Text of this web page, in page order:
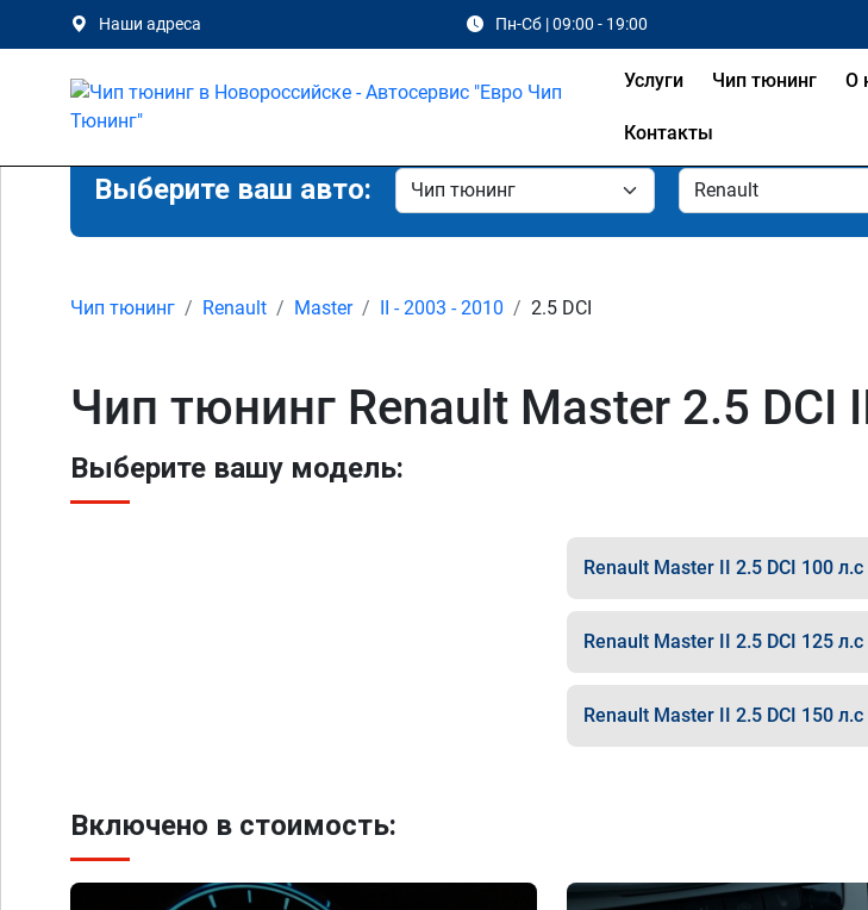
Наши адреса Пн-Сб | 09:00 - 19:00
Услуги Чип тюнинг О
Контакты
Выберите ваш авто:
Чип тюнинг Renault Master II - 2003 - 2010 2.5 DCI
Чип тюнинг Renault Master 2.5 DCI
Выберите вашу модель:
Renault Master II 2.5 DCI 100 л.с
Renault Master II 2.5 DCI 125 л.с
Renault Master II 2.5 DCI 150 л.с
Включено в стоимость: